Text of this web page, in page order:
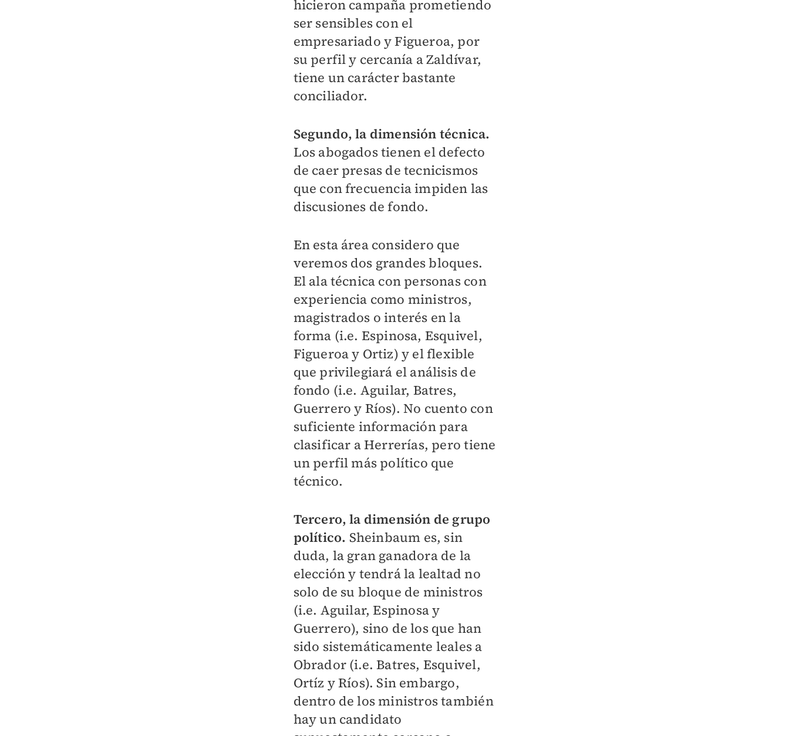
hicieron campaña prometiendo
ser sensibles con el
empresariado y Figueroa, por
su perfil y cercanía a Zaldívar,
tiene un carácter bastante
conciliador.
Segundo, la dimensión técnica.
Los abogados tienen el defecto
de caer presas de tecnicismos
que con frecuencia impiden las
discusiones de fondo.
En esta área considero que
veremos dos grandes bloques.
El ala técnica con personas con
experiencia como ministros,
magistrados o interés en la
forma (i.e. Espinosa, Esquivel,
Figueroa y Ortiz) y el flexible
que privilegiará el análisis de
fondo (i.e. Aguilar, Batres,
Guerrero y Ríos). No cuento con
suficiente información para
clasificar a Herrerías, pero tiene
un perfil más político que
técnico.
Tercero, la dimensión de grupo
político. Sheinbaum es, sin
duda, la gran ganadora de la
elección y tendrá la lealtad no
solo de su bloque de ministros
(i.e. Aguilar, Espinosa y
Guerrero), sino de los que han
sido sistemáticamente leales a
Obrador (i.e. Batres, Esquivel,
Ortíz y Ríos). Sin embargo,
dentro de los ministros también
hay un candidato